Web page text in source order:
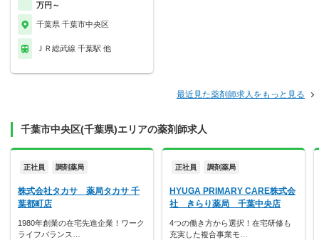
万円～
千葉県 千葉市中央区
ＪＲ総武線 千葉駅 他
最近見た薬剤師求人をもっと見る
千葉市中央区(千葉県)エリアの薬剤師求人
正社員 調剤薬局
株式会社タカサ 薬局タカサ 千
葉都町店
1980年創業の在宅先進企業！ワーク
ライフバランス…
正社員 調剤薬局
HYUGA PRIMARY CARE株式会
社 きらり薬局 千葉中央店
4つの働き方から選択！在宅研修も
充実した複合事業モ…